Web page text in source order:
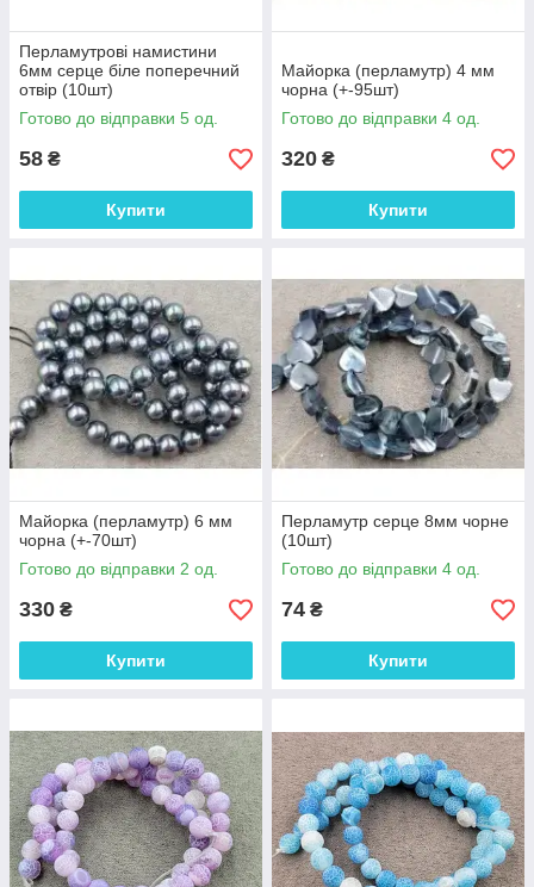
Перламутрові намистини
6мм серце біле поперечний
отвір (10шт)
Готово до відправки 5 од.
58 ₴
Купити
Майорка (перламутр) 4 мм
чорна (+-95шт)
Готово до відправки 4 од.
320 ₴
Купити
Майорка (перламутр) 6 мм
чорна (+-70шт)
Готово до відправки 2 од.
330 ₴
Купити
Перламутр серце 8мм чорне
(10шт)
Готово до відправки 4 од.
74 ₴
Купити